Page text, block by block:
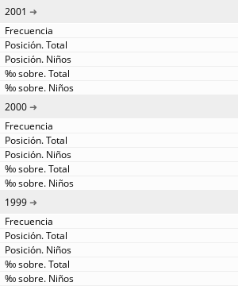
2001
2000
1999